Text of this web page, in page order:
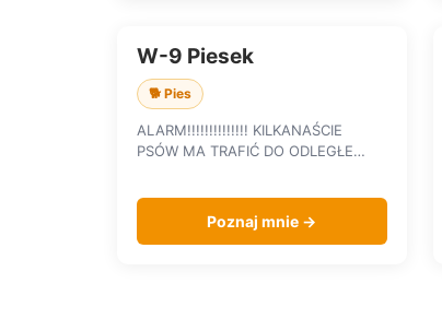
SZUKA DOMU
W-9 Piesek
🐕 Pies
ALARM!!!!!!!!!!!!!! KILKANAŚCIE
PSÓW MA TRAFIĆ DO ODLEGŁE…
Poznaj mnie →